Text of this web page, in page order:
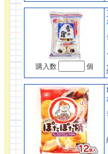
購入数 個